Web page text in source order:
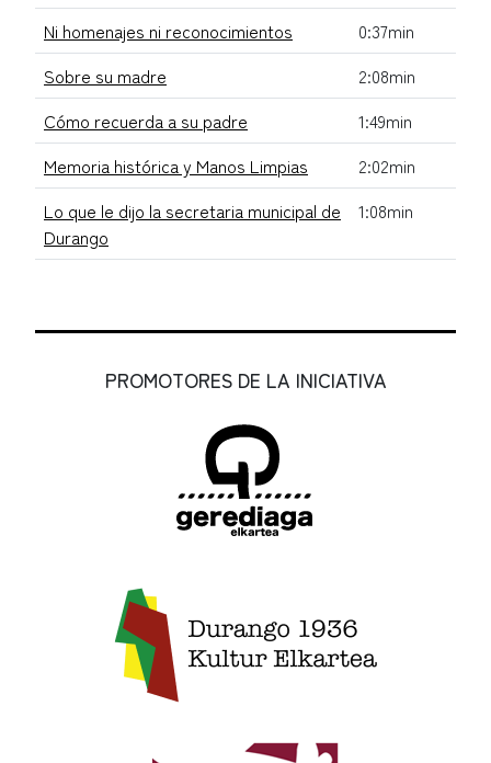
Ni homenajes ni reconocimientos
0:37min
Sobre su madre
2:08min
Cómo recuerda a su padre
1:49min
Memoria histórica y Manos Limpias
2:02min
Lo que le dijo la secretaria municipal de
Durango
1:08min
PROMOTORES DE LA INICIATIVA